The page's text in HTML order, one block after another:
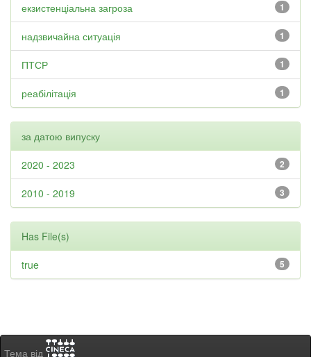
1
екзистенціальна загроза
1
надзвичайна ситуація
1
ПТСР
1
реабілітація
за датою випуску
2
2020 - 2023
3
2010 - 2019
Has File(s)
5
true
Тема від